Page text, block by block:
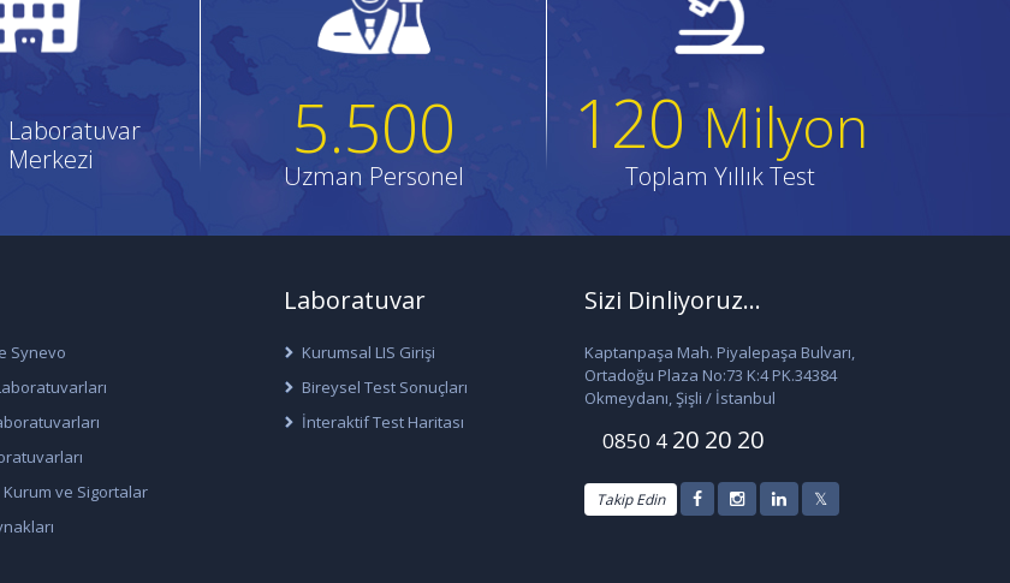
Laboratuvar
Merkezi
5.500
Uzman Personel
120 Milyon
Toplam Yıllık Test
Synevo
Kurum ve Sigortalar
Laboratuvar
Kurumsal LIS Girişi
Bireysel Test Sonuçları
İnteraktif Test Haritası
Sizi Dinliyoruz...
Kaptanpaşa Mah. Piyalepaşa Bulvarı,
Ortadoğu Plaza No:73 K:4 PK.34384
Okmeydanı, Şişli / İstanbul
0850 4 20 20 20
Takip Edin